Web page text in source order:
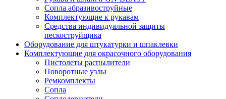
Сопла абразивоструйные
Комплектующие к рукавам
Средства индивидуальной защиты
пескоструйщика
Оборудование для штукатурки и шпаклевки
Комплектующие для окрасочного оборудования
Пистолеты распылители
Поворотные узлы
Ремкомплекты
Сопла